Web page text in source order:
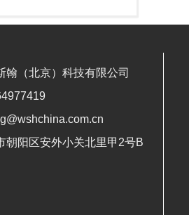
翰（北京）科技有限公司
朝阳区安外小关北里甲2号B